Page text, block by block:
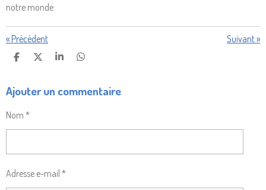
notre monde.
« Précédent Suivant»
P
T
A
E
R
P
T
A
R
P
T
A
R
P
T
A
R
Ajouter un commentaire
Nom *
Adresse e-mail *